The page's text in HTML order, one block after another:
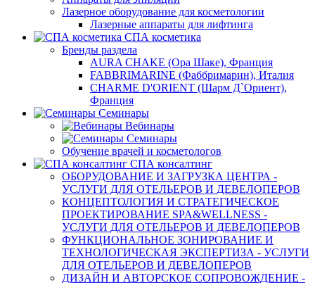
Лазерное оборудование для косметологии
Лазерные аппараты для лифтинга
СПА косметика
Бренды раздела
AURA CHAKE (Ора Шаке), Франция
FABBRIMARINE (Фаббримарин), Италия
CHARME D'ORIENT (Шарм Д`Ориент),
Франция
Семинары
Вебинары
Семинары
Обучение врачей и косметологов
СПА консалтинг
ОБОРУДОВАНИЕ И ЗАГРУЗКА ЦЕНТРА -
УСЛУГИ ДЛЯ ОТЕЛЬЕРОВ И ДЕВЕЛОПЕРОВ
КОНЦЕПТОЛОГИЯ И СТРАТЕГИЧЕСКОЕ
ПРОЕКТИРОВАНИЕ SPA&WELLNESS -
УСЛУГИ ДЛЯ ОТЕЛЬЕРОВ И ДЕВЕЛОПЕРОВ
ФУНКЦИОНАЛЬНОЕ ЗОНИРОВАНИЕ И
ТЕХНОЛОГИЧЕСКАЯ ЭКСПЕРТИЗА - УСЛУГИ
ДЛЯ ОТЕЛЬЕРОВ И ДЕВЕЛОПЕРОВ
ДИЗАЙН И АВТОРСКОЕ СОПРОВОЖДЕНИЕ -